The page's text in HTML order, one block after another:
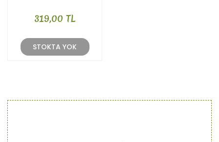
319,00 TL
STOKTA YOK